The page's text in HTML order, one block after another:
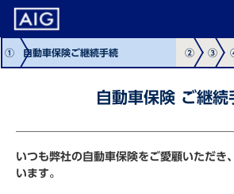
① 自動車保険ご継続手続 ② ③
自動車保険 ご継続
いつも弊社の自動車保険をご愛顧いただき
います。